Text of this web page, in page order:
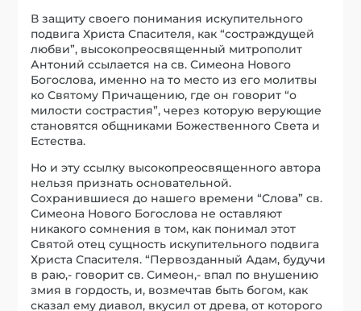
В защиту своего понимания искупительного
подвига Христа Спасителя, как “состраждущей
любви”, высокопреосвященный митрополит
Антоний ссылается на св. Симеона Нового
Богослова, именно на то место из его молитвы
ко Святому Причащению, где он говорит “о
милости сострастия”, через которую верующие
становятся общниками Божественного Света и
Естества.
Но и эту ссылку высокопреосвященного автора
нельзя признать основательной.
Сохранившиеся до нашего времени “Слова” св.
Симеона Нового Богослова не оставляют
никакого сомнения в том, как понимал этот
Святой отец сущность искупительного подвига
Христа Спасителя. “Первозданный Адам, будучи
в раю,- говорит св. Симеон,- впал по внушению
змия в гордость, и, возмечтав быть богом, как
сказал ему диавол, вкусил от древа, от которого